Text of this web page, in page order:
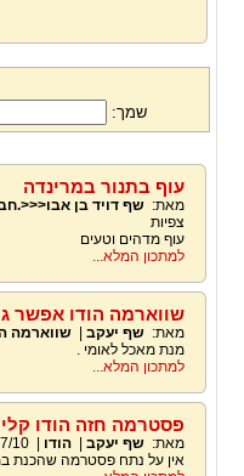
שמך:
עוף בתנור במרינדה
מאת: שף דויד בן
צפיות
עוף מדהים וטעים
למתכון המלא...
שווארמה הודו אפשר
מאת: שף יעקב שווארמה
מנת מאכל לאומי .
למתכון המלא...
פסטרמה חזה הודו
מאת: שף יעקב הודו 10
אין על נתח פסטרמה שהכנת